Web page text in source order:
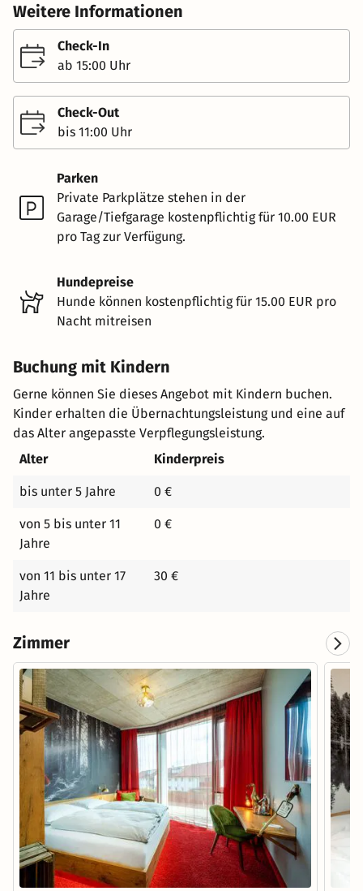
Weitere Informationen
Check-In
ab 15:00 Uhr
Check-Out
bis 11:00 Uhr
Parken
Private Parkplätze stehen in der
Garage/Tiefgarage kostenpflichtig für 10.00 EUR
pro Tag zur Verfügung.
Hundepreise
Hunde können kostenpflichtig für 15.00 EUR pro
Nacht mitreisen
Buchung mit Kindern
Gerne können Sie dieses Angebot mit Kindern buchen.
Kinder erhalten die Übernachtungsleistung und eine auf
das Alter angepasste Verpflegungsleistung.
Alter
Kinderpreis
bis unter 5 Jahre 0 €
von 5 bis unter 11
Jahre
0 €
von 11 bis unter 17
Jahre
30 €
Zimmer